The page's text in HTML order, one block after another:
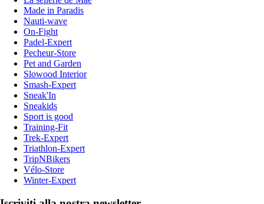
Made in Paradis
Nauti-wave
On-Fight
Padel-Expert
Pecheur-Store
Pet and Garden
Slowood Interior
Smash-Expert
Sneak'In
Sneakids
Sport is good
Training-Fit
Trek-Expert
Triathlon-Expert
TripNBikers
Vélo-Store
Winter-Expert